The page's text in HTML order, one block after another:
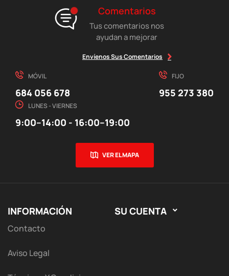
Comentarios
Tus comentarios nos
ayudan a mejorar
Envíenos Sus Comentarios
MÓVIL
684 056 678
FIJO
955 273 380
LUNES - VIERNES
9:00–14:00 - 16:00–19:00
VER EL MAPA
INFORMACIÓN
Contacto
Aviso Legal
SU CUENTA 